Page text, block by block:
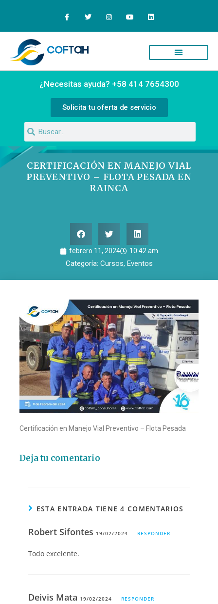
¿Necesitas ayuda? +58 414 7654300
Solicita tu oferta de servicio
CERTIFICACIÓN EN MANEJO VIAL
PREVENTIVO – FLOTA PESADA EN
RAINCA
febrero 11, 2024 10:42 am
Categoría: Cursos, Eventos
Certificación en Manejo Vial Preventivo – Flota Pesada
Deja tu comentario
ESTA ENTRADA TIENE 4 COMENTARIOS
Robert Sifontes 19/02/2024 RESPONDER
Todo excelente.
Deivis Mata 19/02/2024 RESPONDER